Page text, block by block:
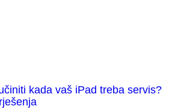
kada vaš iPad treba servis?